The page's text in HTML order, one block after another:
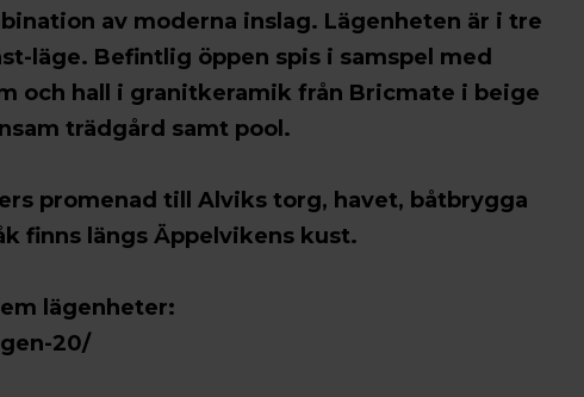
av moderna inslag. Lägenheten är i tre
läge. Befintlig öppen spis i samspel med
och hall i granitkeramik från Bricmate i beige
trädgård samt pool.
promenad till Alviks torg, havet, båtbrygga
finns längs Äppelvikens kust.
lägenheter:
20/